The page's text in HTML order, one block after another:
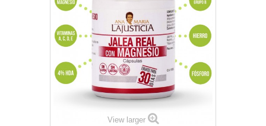
View larger